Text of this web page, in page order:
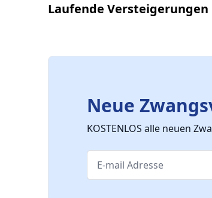
Laufende Versteigerungen
Neue
KOSTENLOS alle neuen